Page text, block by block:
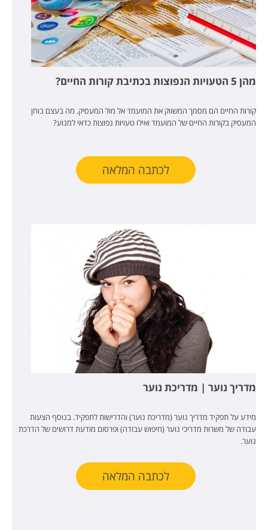
מהן 5 הטעויות הנפוצות בכתיבת קורות החיים?
קורות החיים הם מסמך המשווק את המועמד אל מול המעסיק. מה בעצם בוחן
המעסיק בקורות החיים של המועמד ואילו טעויות נפוצות כדאי למנוע?
לכתבה המלאה
מדריך נוער | מדריכת נוער
מידע על תפקיד מדריך נוער (מדריכת נוער) והדרישות לתפקיד. בנוסף הצעות
עבודה של משרות מדריכי נוער (חיפוש עבודה) ופרסום מודעת דרושים של הדרכת
נוער.
לכתבה המלאה